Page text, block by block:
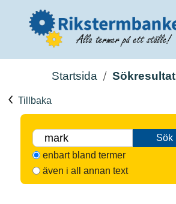
Startsida Sökresultat
Tillbaka
Sök
enbart bland termer
även i all annan text